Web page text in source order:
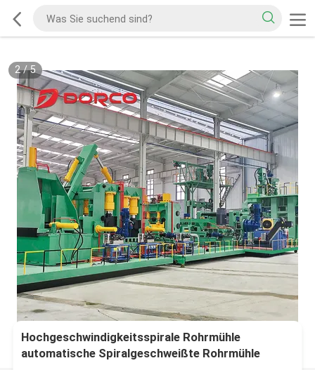
2/5
Hochgeschwindigkeitsspirale Rohrmühle
automatische Spiralgeschweißte Rohrmühle